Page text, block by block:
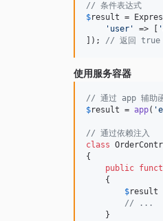
// 条件表达式
$result =
' user ' => [ '
]); // 返回 true
使用服务容器
// 通过 app 辅助
$result = app( '
// 通过依赖注入
class
{
public
    {
$result
// ...
    }